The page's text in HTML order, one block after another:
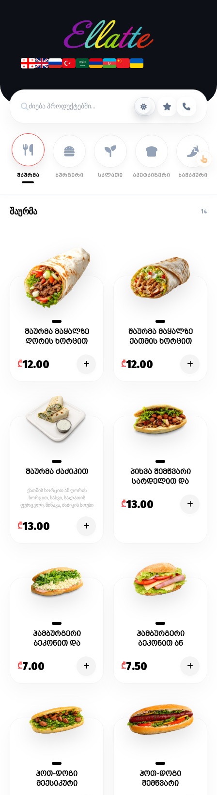
შაურმა ბურგერი სალათი აპეტაიზერი ხაჭაპური
შაურმა 14
შაურმა მაყალზე
ღორის ხორცით
₾12.00
შაურმა მაყალზე
ქათმის ხორცით
₾12.00
შაურმა ძაძიკით
ქათმის ხორცით ან ღორის
ხორცით, ხახვი, სალათის
ფურცელი, წიწაკა, ძაძიკის სოუსი
₾13.00
პიხვა შემწვარი
სარდელით და
₾13.00
ჰამბურგერი
ბეკონით და
₾7.00
ჰამბურგერი
ბეკონით ან
₾7.50
ჰოთ-დოგი
მექსიკური
ჰოთ-დოგი
შემწვარი